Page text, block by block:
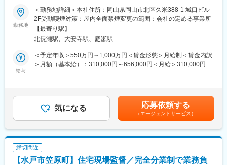
も挨拶をし、お客さまだけでなく回りの方への配慮に心掛けてき
ました。
・また、地域貢献としてボランティア活動にも励んでおり、より
よい地元社会を地域住民の方と一緒に作り上げております。
変更の範囲：会社の定める業務
■業務内容
施工管理技術主幹として改修工事を中心に現場全体を統括しなが
ら、若手社員の育成や技術継承にも主体的に関わる役割を担いま
す。これまでのご経験を活かし、単なる現場管理にとどまらず組
織全体の品質向上に貢献いただくことを期待しています。
＜具体的な業務内容＞
・工事案件の施工管理全般
・若手社員への技術指導および相談対応
の気づきや失敗も組織全体で共有しながら成長していく風土が特
徴です。社歴や年齢に関係なく意見を発信しやすく、経験豊富な
方が中心となって現場力向上を牽引できる環境が整っています。
勤務地
＜勤務地詳細＞本社住所：岡山県岡山市北区久米388-1 城口ビル
2F受動喫煙対策：屋内全面禁煙変更の範囲：会社の定める事業所
【最寄り駅】
北長瀬駅、大安寺駅、庭瀬駅
給与
＜予定年収＞550万円～1,000万円＜賃金形態＞月給制＜賃金内訳
＞月額（基本給）：310,000円～656,000円＜月給＞310,000円～
気になる 応募依頼する
（エージェントサービス）
締切間近
【水戸市笠原町】住宅現場監督／完全分業制で業務負